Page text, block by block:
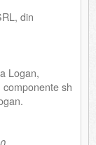
din
Logan,
sh